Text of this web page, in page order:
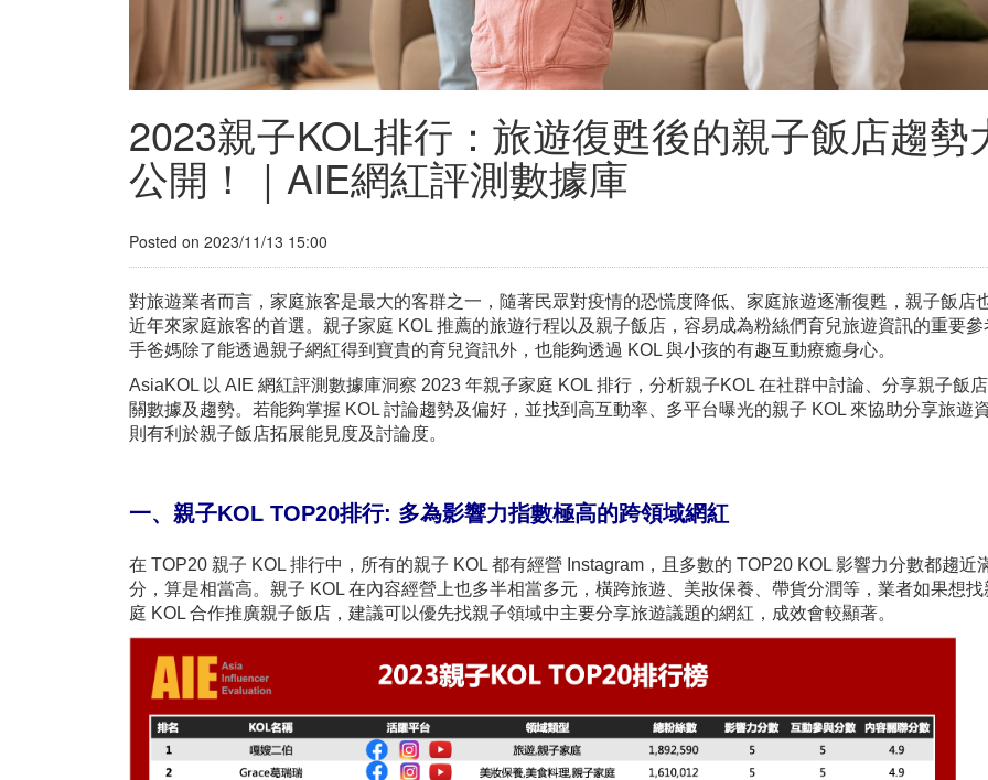
2023親子KOL排行：旅遊復甦後的親子飯店趨勢
公開！｜AIE網紅評測數據庫
Posted on 2023/11/13 15:00
對旅遊業者而言，家庭旅客是最大的客群之一，隨著民眾對疫情的恐慌度降低、家庭旅遊逐漸復甦，親子飯店
近年來家庭旅客的首選。親子家庭 KOL 推薦的旅遊行程以及親子飯店，容易成為粉絲們育兒旅遊資訊的重要參
手爸媽除了能透過親子網紅得到寶貴的育兒資訊外，也能夠透過 KOL 與小孩的有趣互動療癒身心。
AsiaKOL 以 AIE 網紅評測數據庫洞察 2023 年親子家庭 KOL 排行，分析親子KOL 在社群中討論、分享親子飯
關數據及趨勢。若能夠掌握 KOL 討論趨勢及偏好，並找到高互動率、多平台曝光的親子 KOL 來協助分享旅遊
則有利於親子飯店拓展能見度及討論度。
一、親子KOL TOP20排行: 多為影響力指數極高的跨領域網紅
在 TOP20 親子 KOL 排行中，所有的親子 KOL 都有經營 Instagram，且多數的 TOP20 KOL 影響力分數都趨近
分，算是相當高。親子 KOL 在內容經營上也多半相當多元，橫跨旅遊、美妝保養、帶貨分潤等，業者如果想找
庭 KOL 合作推廣親子飯店，建議可以優先找親子領域中主要分享旅遊議題的網紅，成效會較顯著。